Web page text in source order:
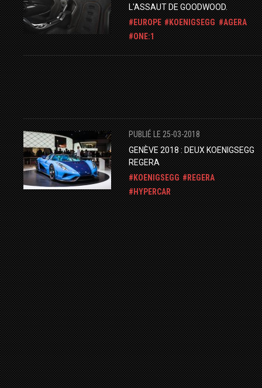
L'ASSAUT DE GOODWOOD.
EUROPE
KOENIGSEGG
AGERA
ONE:1
PUBLIÉ LE 25-03-2018
GENÈVE 2018 : DEUX KOENIGSEGG
REGERA
KOENIGSEGG
REGERA
HYPERCAR
SALON DE GENÈVE 2018
PUBLIÉ LE 23-12-2014
MCLAREN P1 BY MSO FOR MILES
NADAL.
MCLAREN
MSO P1
PUBLIÉ LE 03-08-2014
KOENIGSEGG AGERA R FROM SAUDI
SPOTTED IN LONDON.
KOENIGSEGG
AGERA
AGERA R
ARABIE SAOUDITE